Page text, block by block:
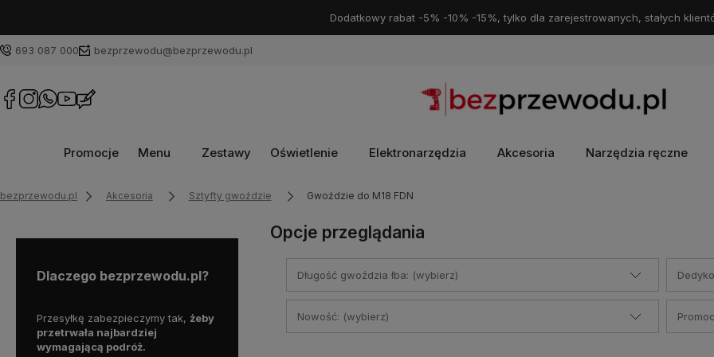
Dodatkowy rabat -5% -10% -15%, tylko dla zarejestrowanych, stałych
693 087 000 bezprzewodu@bezprzewodu.pl
Promocje Menu Zestawy Oświetlenie Elektronarzędzia Akcesoria Narzędzia ręczne
bezprzewodu.pl Akcesoria Sztyfty gwoździe Gwoździe do M18 FDN
Dlaczego bezprzewodu.pl?
Przesyłkę zabezpieczymy tak, żeby
przetrwała najbardziej
wymagającą podróż.
Zarejestrujemy za Ciebie sprzęt
do przedłużonej gwarancji,żebyś InPostod 69zł.
Darmowe zwroty
za
pośrednictwem InPost
Opcje przeglądania
Długość gwoździa łba: (wybierz)
Nowość: (wybierz)